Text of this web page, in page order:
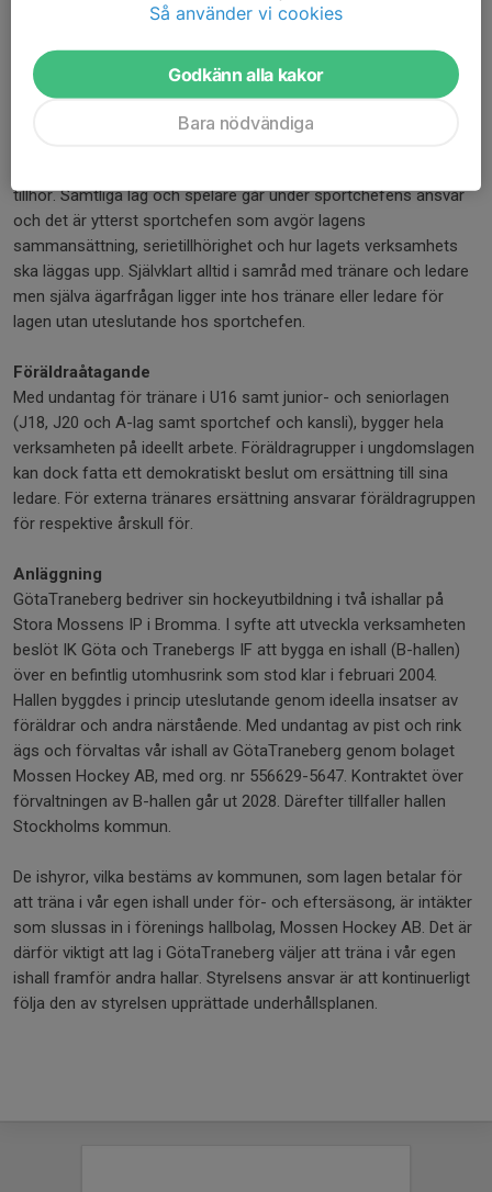
Samtliga spelare är medlemmar i GötaTraneberg IK och bereds
en plats i det lag som åldern ger hen rätt att spela i. Det kan i
vissa fall innebära att en spelare tränar och spelar i en
tillhör. Samtliga lag och spelare går under sportchefens ansvar
och det är ytterst sportchefen som avgör lagens
sammansättning, serietillhörighet och hur lagets verksamhets
ska läggas upp. Självklart alltid i samråd med tränare och ledare
men själva ägarfrågan ligger inte hos tränare eller ledare för
lagen utan uteslutande hos sportchefen.
Föräldraåtagande
Med undantag för tränare i U16 samt junior- och seniorlagen
(J18, J20 och A-lag samt sportchef och kansli), bygger hela
verksamheten på ideellt arbete. Föräldragrupper i ungdomslagen
kan dock fatta ett demokratiskt beslut om ersättning till sina
ledare. För externa tränares ersättning ansvarar föräldragruppen
för respektive årskull för.
Anläggning
GötaTraneberg bedriver sin hockeyutbildning i två ishallar på
Stora Mossens IP i Bromma. I syfte att utveckla verksamheten
beslöt IK Göta och Tranebergs IF att bygga en ishall (B-hallen)
över en befintlig utomhusrink som stod klar i februari 2004.
Hallen byggdes i princip uteslutande genom ideella insatser av
föräldrar och andra närstående. Med undantag av pist och rink
ägs och förvaltas vår ishall av GötaTraneberg genom bolaget
Mossen Hockey AB, med org. nr 556629-5647. Kontraktet över
förvaltningen av B-hallen går ut 2028. Därefter tillfaller hallen
Stockholms kommun.
De ishyror, vilka bestäms av kommunen, som lagen betalar för
att träna i vår egen ishall under för- och eftersäsong, är intäkter
som slussas in i förenings hallbolag, Mossen Hockey AB. Det är
därför viktigt att lag i GötaTraneberg väljer att träna i vår egen
ishall framför andra hallar. Styrelsens ansvar är att kontinuerligt
följa den av styrelsen upprättade underhållsplanen.
Så använder vi cookies
Godkänn alla kakor
Bara nödvändiga